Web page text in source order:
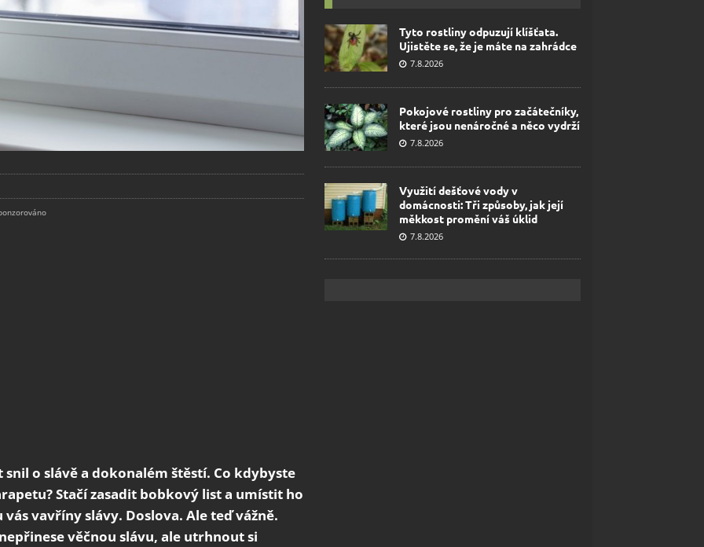
o slávě a dokonalém štěstí. Co kdybyste
Stačí zasadit bobkový list a umístit ho
vavříny slávy. Doslova. Ale teď vážně.
věčnou slávu, ale utrhnout si
Tyto rostliny odpuzují klíšťata.
Ujistěte se, že je máte na zahrádce
7.8.2026
Pokojové rostliny pro začátečníky,
které jsou nenáročné a něco vydrží
7.8.2026
Využití dešťové vody v
domácnosti: Tři způsoby, jak její
měkkost promění váš úklid
7.8.2026